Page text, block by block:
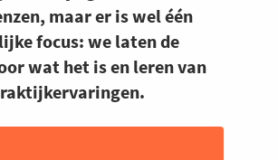
maar er is wel één
focus: we laten de
wat het is en leren van